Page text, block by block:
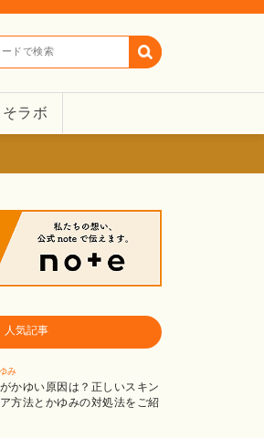
ドで検索
そラボ
人気記事
み
かゆい原因は？正しいスキン
方法とかゆみの対処法をご紹